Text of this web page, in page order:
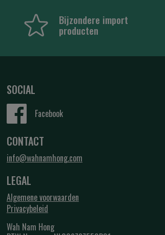
Bijzondere import
producten
SOCIAL
Facebook
CONTACT
info@wahnamhong.com
LEGAL
Algemene voorwaarden
Privacybeleid
Wah Nam Hong